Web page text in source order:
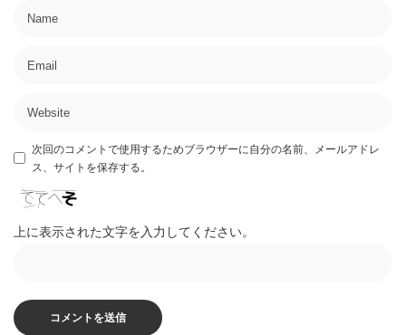
次回のコメントで使用するためブラウザーに自分の名前、メールアドレ
ス、サイトを保存する。
上に表示された文字を入力してください。